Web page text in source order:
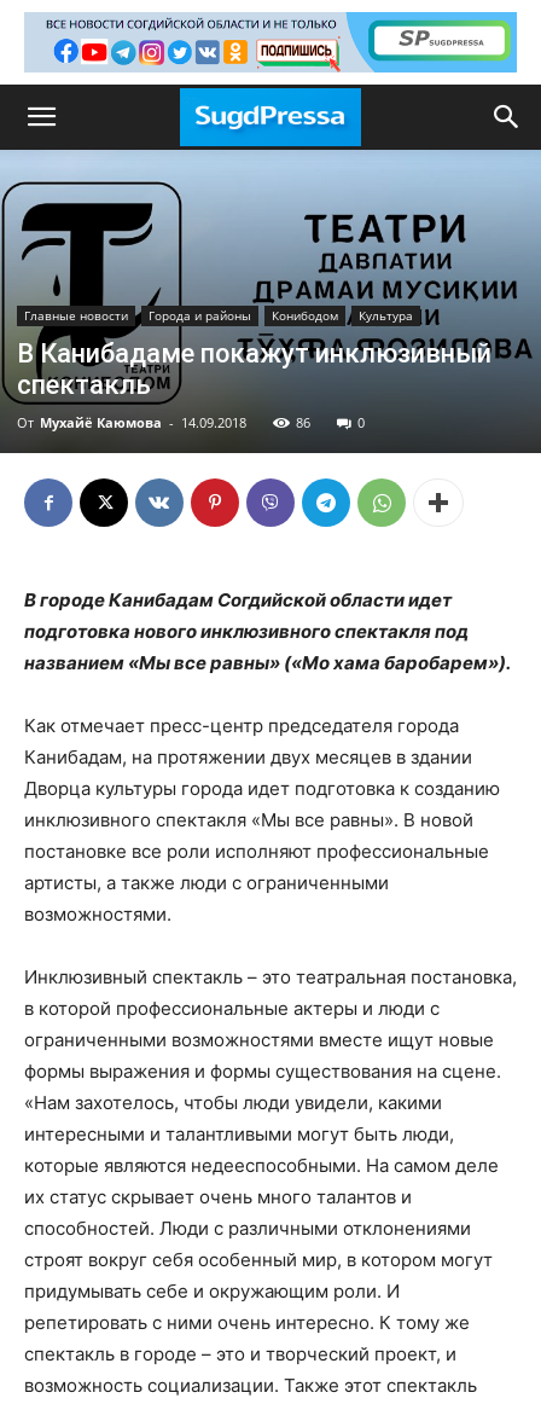
Главные новости Города и районы Конибодом Культура
В Канибадаме покажут инклюзивный
спектакль
От Мухайё Каюмова - 14.09.2018 86 0
В городе Канибадам Согдийской области идет
подготовка нового инклюзивного спектакля под
названием «Мы все равны» («Мо хама баробарем»).
Как отмечает пресс-центр председателя города
Канибадам, на протяжении двух месяцев в здании
Дворца культуры города идет подготовка к созданию
инклюзивного спектакля «Мы все равны». В новой
постановке все роли исполняют профессиональные
артисты, а также люди с ограниченными
возможностями.
Инклюзивный спектакль – это театральная постановка,
в которой профессиональные актеры и люди с
ограниченными возможностями вместе ищут новые
формы выражения и формы существования на сцене.
«Нам захотелось, чтобы люди увидели, какими
интересными и талантливыми могут быть люди,
которые являются недееспособными. На самом деле
их статус скрывает очень много талантов и
способностей. Люди с различными отклонениями
строят вокруг себя особенный мир, в котором могут
придумывать себе и окружающим роли. И
репетировать с ними очень интересно. К тому же
спектакль в городе – это и творческий проект, и
возможность социализации. Также этот спектакль